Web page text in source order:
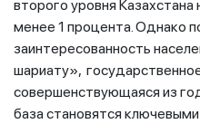
второго уровня
менее 1 процента. Однако
заинтересованность
шариату»,
совершенствующаяся из
база становятся